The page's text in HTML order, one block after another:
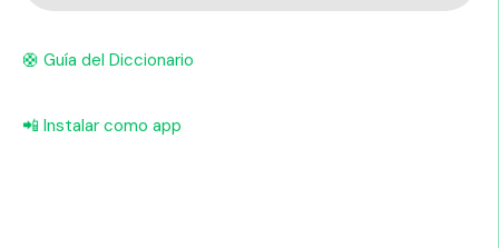
🛟 Guía del Diccionario
📲 Instalar como app